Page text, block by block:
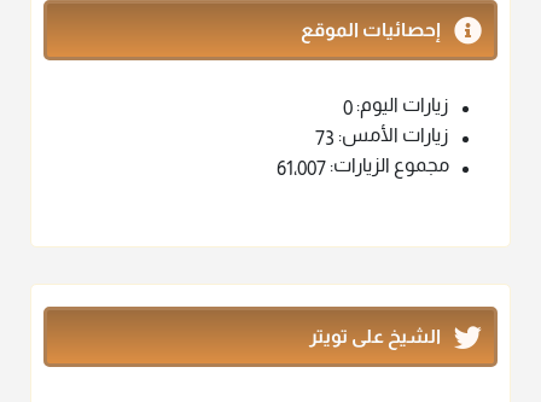
إحصائيات الموقع
زيارات اليوم: 0
زيارات الأمس: 73
مجموع الزيارات: 61٬007
الشيخ على تويتر